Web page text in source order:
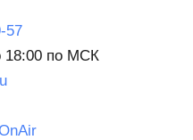
57
18:00 по МСК